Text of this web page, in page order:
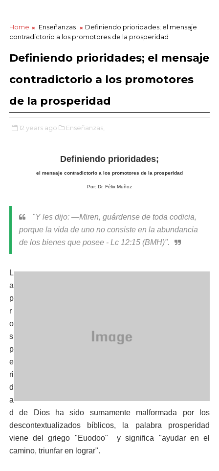
Home Enseñanzas
Definiendo prioridades; el mensaje
contradictorio a los promotores de la prosperidad
Definiendo prioridades; el mensaje
contradictorio a los promotores
de la prosperidad
12 years ago Enseñanzas,
Definiendo prioridades;
el mensaje contradictorio a los promotores de la prosperidad
Por: Dr. Félix Muñoz
"Y les dijo:—Miren, guárdense de toda codicia,
porque la vida de uno no consiste en la abundancia
de los bienes que posee - Lc 12:15 (BMH)".
L
a
p
r
o
s
p
e
ri
d
a
d de Dios ha sido sumamente malformada por los
descontextualizados bíblicos, la palabra prosperidad
viene del griego "Euodoo" y significa "ayudar en el
camino, triunfar en lograr".